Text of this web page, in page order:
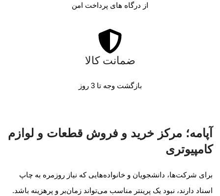
از درگاه های پرداخت امن
ضمانت کالا
بازگشت وجه تا 3 روز
آپامه؛ مرکز خرید و فروش قطعات و لوازم
کامپیوتری
برای شرکت‌ها، دانشجویان و خانواده‌هایی که نیاز روزمره به چاپ
اسناد دارند، نبود یک پرینتر مناسب می‌تواند زمان‌بر و پرهزینه باشد.